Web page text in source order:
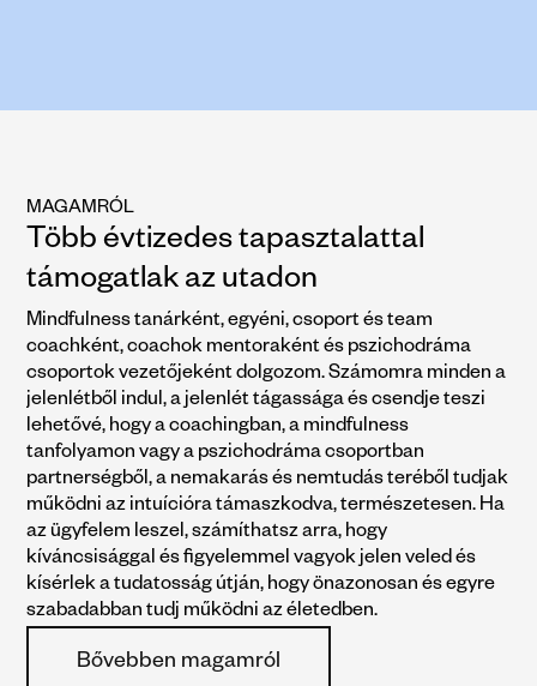
MAGAMRÓL
Több évtizedes tapasztalattal
támogatlak az utadon
Mindfulness tanárként, egyéni, csoport és team
coachként, coachok mentoraként és pszichodráma
csoportok vezetőjeként dolgozom. Számomra minden a
jelenlétből indul, a jelenlét tágassága és csendje teszi
lehetővé, hogy a coachingban, a mindfulness
tanfolyamon vagy a pszichodráma csoportban
partnerségből, a nemakarás és nemtudás teréből tudjak
működni az intuícióra támaszkodva, természetesen. Ha
az ügyfelem leszel, számíthatsz arra, hogy
kíváncsisággal és figyelemmel vagyok jelen veled és
kísérlek a tudatosság útján, hogy önazonosan és egyre
szabadabban tudj működni az életedben.
Bővebben magamról